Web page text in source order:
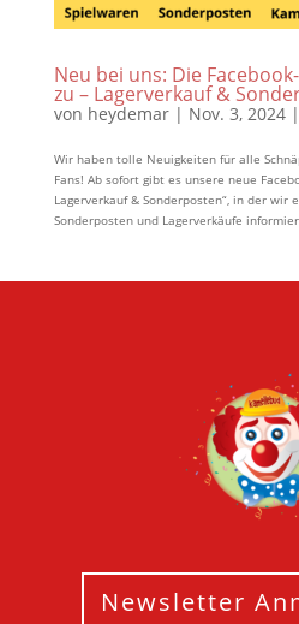
Neu bei uns: Die
zu – Lagerverkauf &
von heydemar| Nov. 3, 2024|
Wir haben tolle Neuigkeiten für alle
Fans! Ab sofort gibt es unsere neue
Lagerverkauf & Sonderposten“, in der wir
Sonderposten und Lagerverkäufe
Newsletter